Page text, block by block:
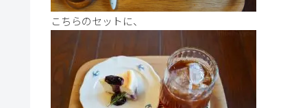
こちらのセットに、